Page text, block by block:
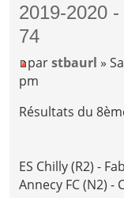
2019-2020
74
parstbaurl »
pm
Résultats du
ES Chilly (R2) -
Annecy FC (N2) -